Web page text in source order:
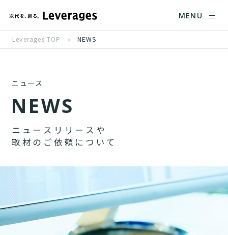
MENU
Leverages TOP NEWS
ニュース
NEWS
ニ ュ ー ス リ リ ー ス や
取 材 の ご 依 頼 に つ い て